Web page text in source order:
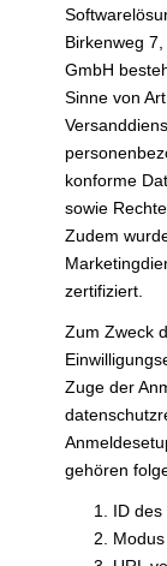
Birkenweg
GmbH
Sinne von
konforme
sowie
Zudem
zertifiziert.
Zum Zweck
Zuge der
gehören
ID